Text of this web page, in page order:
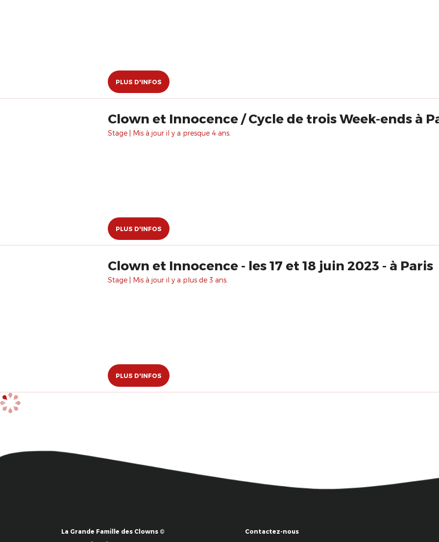
PLUS D'INFOS
Clown et Innocence / Cycle de trois Week-ends à
Stage | Mis à jour il y a presque 4 ans.
PLUS D'INFOS
Clown et Innocence - les 17 et 18 juin 2023 - à Paris
Stage | Mis à jour il y a plus de 3 ans.
PLUS D'INFOS
La Grande Famille des Clowns ©
Contactez-nous